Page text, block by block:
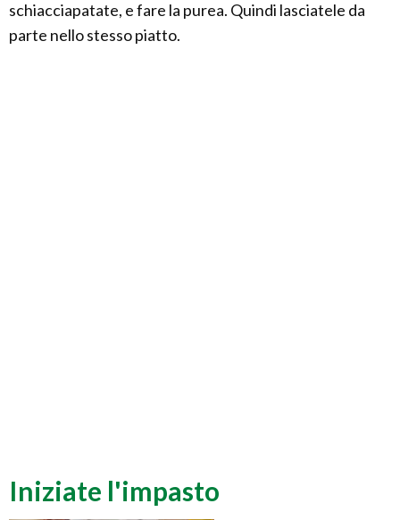
schiacciapatate, e fare la purea. Quindi lasciatele da
parte nello stesso piatto.
Iniziate l'impasto